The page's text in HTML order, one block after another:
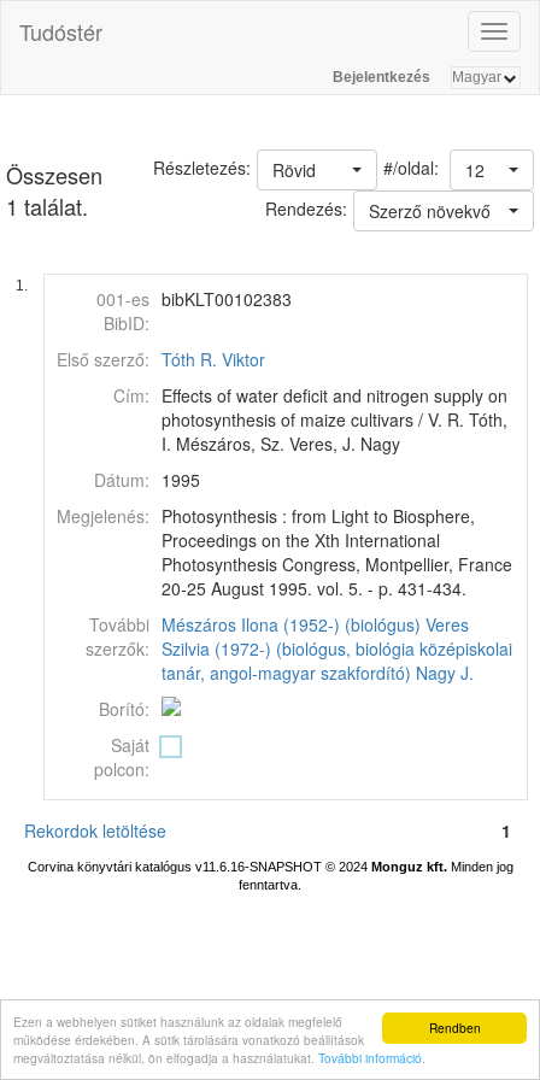
Rendben
Ezen a webhelyen sütiket használunk az oldalak megfelelő
működése érdekében. A sütik tárolására vonatkozó beállítások
megváltoztatása nélkül, ön elfogadja a használatukat. További információ.
Tudóstér
Bejelentkezés
Összesen
1 találat.
#/oldal: 12
Rövid
Részletezés:
Rendezés:
Szerző növekvő
1.
001-es
BibID:
bibKLT00102383
Első szerző: Tóth R. Viktor
Cím: Effects of water deficit and nitrogen supply on
photosynthesis of maize cultivars / V. R. Tóth,
I. Mészáros, Sz. Veres, J. Nagy
Dátum: 1995
Megjelenés: Photosynthesis : from Light to Biosphere,
Proceedings on the Xth International
Photosynthesis Congress, Montpellier, France
20-25 August 1995. vol. 5. - p. 431-434.
További
szerzők:
Mészáros Ilona (1952-) (biológus) Veres
Szilvia (1972-) (biológus, biológia középiskolai
tanár, angol-magyar szakfordító) Nagy J.
Borító:
Saját
polcon:
Rekordok letöltése 1
Corvina könyvtári katalógus v11.6.16-SNAPSHOT© 2024 Monguz kft.Minden jog
fenntartva.